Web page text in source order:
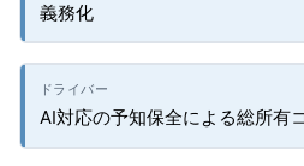
義務化
AI対応の予知保全による総所有